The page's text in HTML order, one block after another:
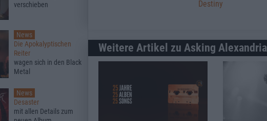
Destiny
Weitere Artikel zu Asking Alexandria
verschieben
News
Die Apokalyptischen
Reiter
wagen sich in den Black
Metal
News
Desaster
mit allen Details zum